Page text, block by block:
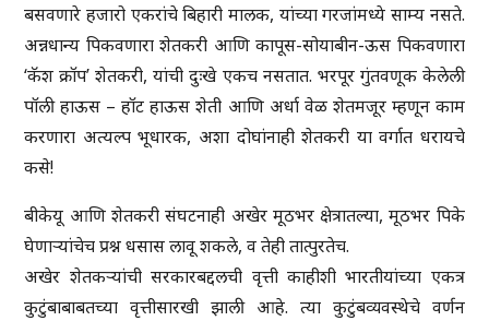
बसवणारे हजारो एकरांचे बिहारी मालक, यांच्या गरजांमध्ये साम्य नसते.
अन्नधान्य पिकवणारा शेतकरी आणि कापूस-सोयाबीन-ऊस पिकवणारा
‘कॅश क्रॉप’ शेतकरी, यांची दुःखे एकच नसतात. भरपूर गुंतवणूक केलेली
पॉली हाऊस – हॉट हाऊस शेती आणि अर्धा वेळ शेतमजूर म्हणून काम
करणारा अत्यल्प भूधारक, अशा दोघांनाही शेतकरी या वर्गात धरायचे
कसे!
बीकेयू आणि शेतकरी संघटनाही अखेर मूठभर क्षेत्रातल्या, मूठभर पिके
घेणाऱ्यांचेच प्रश्न धसास लावू शकले, व तेही तात्पुरतेच.
अखेर शेतकऱ्यांची सरकारबद्दलची वृत्ती काहीशी भारतीयांच्या एकत्र
कुटुंबाबाबतच्या वृत्तीसारखी झाली आहे. त्या कुटुंबव्यवस्थेचे वर्णन